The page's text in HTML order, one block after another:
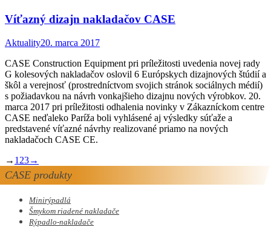
Víťazný dizajn nakladačov CASE
Aktuality20. marca 2017
CASE Construction Equipment pri príležitosti uvedenia novej rady
G kolesových nakladačov oslovil 6 Európskych dizajnových štúdií a
škôl a verejnosť (prostredníctvom svojich stránok sociálnych médií)
s požiadavkou na návrh vonkajšieho dizajnu nových výrobkov. 20.
marca 2017 pri príležitosti odhalenia novinky v Zákazníckom centre
CASE neďaleko Paríža boli vyhlásené aj výsledky súťaže a
predstavené víťazné návrhy realizované priamo na nových
nakladačoch CASE CE.
→ 1 23→
CASE produkty
Minirýpadlá
Šmykom riadené nakladače
Rýpadlo-nakladače